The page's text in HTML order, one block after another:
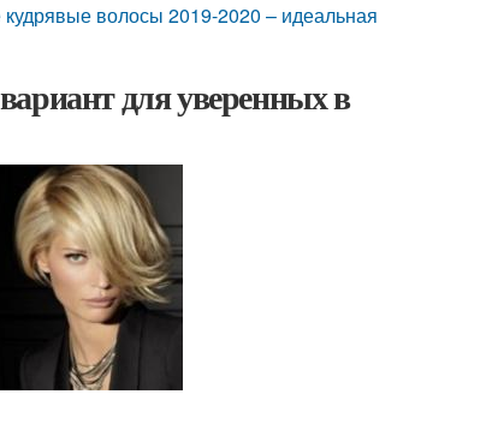
волосы 2019-2020 – идеальная
для уверенных в